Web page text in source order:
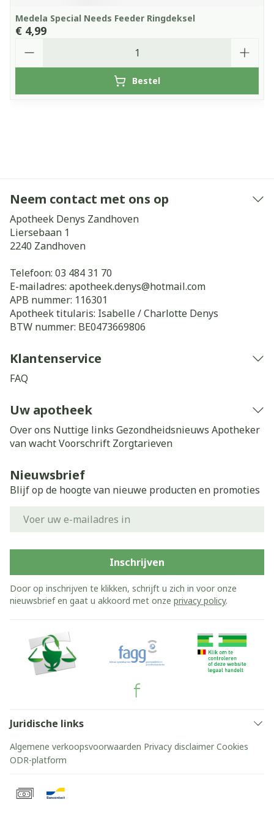
Medela Special Needs Feeder Ringdeksel
€ 4,99
Bestel
Neem contact met ons op
Apotheek Denys Zandhoven
Liersebaan 1
2240 Zandhoven
Telefoon: 03 484 31 70
E-mailadres: apotheek.denys@hotmail.com
APB nummer: 116301
Apotheek titularis: Isabelle / Charlotte Denys
BTW nummer: BE0473669806
Klantenservice
FAQ
Uw apotheek
Over ons Nuttige links Gezondheidsnieuws Apotheker
van wachtVoorschrift Zorgtarieven
Nieuwsbrief
Blijf op de hoogte van nieuwe producten en promoties
Inschrijven
Door op inschrijven te klikken, schrijft u zich in voor onze
nieuwsbrief en gaat u akkoord met onze privacy policy.
Juridische links
Algemene verkoopsvoorwaarden Privacy disclaimer Cookies
ODR-platform